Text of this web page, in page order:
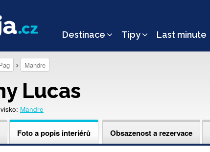
Destinace Tipy Last minute
Mandre
Lucas
Mandre
Foto a popis interiérů Obsazenost a rezervace